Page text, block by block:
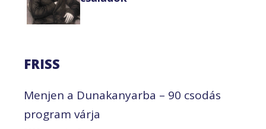
FRISS
Menjen a Dunakanyarba – 90 csodás
program várja